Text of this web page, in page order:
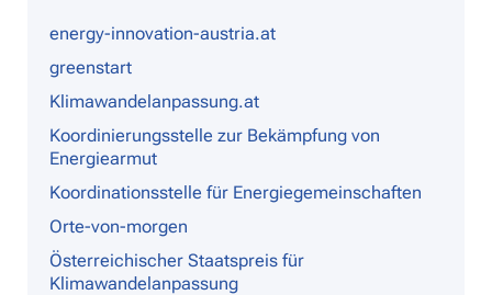
energy-innovation-austria.at
greenstart
Klimawandelanpassung.at
Koordinierungsstelle zur Bekämpfung von
Energiearmut
Koordinationsstelle für Energiegemeinschaften
Orte-von-morgen
Österreichischer Staatspreis für
Klimawandelanpassung